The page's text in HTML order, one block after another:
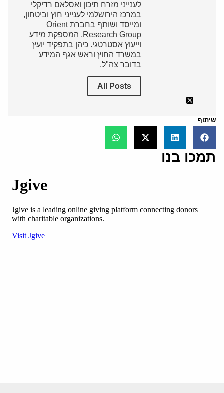
לענייני מזרח תיכון ואסלאם רדיקלי
במרכז הירושלמי לענייני חוץ וביטחון,
ומייסד ושותף בחברת Orient
Research Group, המספקת מידע
וייעוץ אסטרטגי. כיהן בתפקיד יועץ
במשרד החוץ וראש אגף המידע
בדובר צה"ל.
All Posts
שיתוף
תמכו בנו